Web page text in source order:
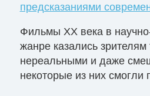
предсказаниями
Фильмы ХХ века в
жанре казались зрителям
нереальными и даже
некоторые из них смогли